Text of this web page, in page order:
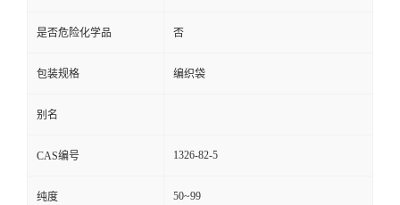
是否危险化学品 否
包装规格 编织袋
别名
CAS编号 1326-82-5
纯度 50~99